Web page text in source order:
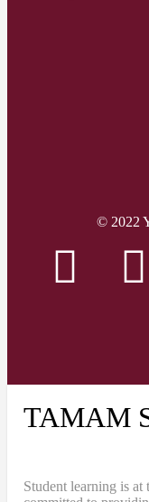
© 2022
TAMAM
Student learning is